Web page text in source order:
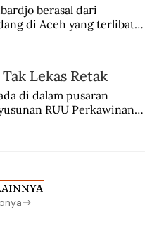
berasal dari
di Aceh yang terlibat
Lekas Retak
di dalam pusaran
RUU Perkawinan.